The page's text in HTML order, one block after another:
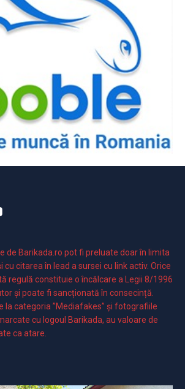
de Barikada.ro pot fi preluate doar în limita
cu citarea în lead a sursei cu link activ. Orice
regulă constituie o încălcare a Legii 8/1996
și poate fi sancționată în consecință.
la categoria ”Mediafakes” și fotografiile
cu logoul Barikada, au valoare de
ca atare.